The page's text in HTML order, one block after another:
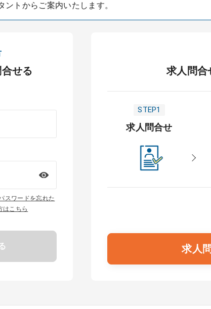
トからご案内いたします。
せる
スワードを忘れた
はこちら
求人問合
STEP1
求人問合せ
求人